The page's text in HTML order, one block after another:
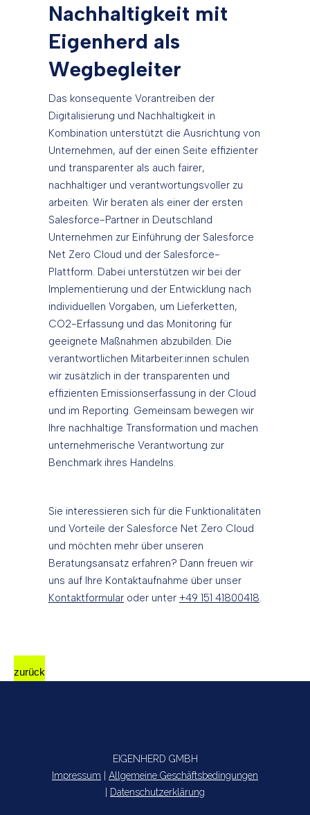
Nachhaltigkeit mit
Eigenherd als
Wegbegleiter
Das konsequente Vorantreiben der
Digitalisierung und Nachhaltigkeit in
Kombination unterstützt die Ausrichtung von
Unternehmen, auf der einen Seite effizienter
und transparenter als auch fairer,
nachhaltiger und verantwortungsvoller zu
arbeiten. Wir beraten als einer der ersten
Salesforce-Partner in Deutschland
Unternehmen zur Einführung der Salesforce
Net Zero Cloud und der Salesforce-
Plattform. Dabei unterstützen wir bei der
Implementierung und der Entwicklung nach
individuellen Vorgaben, um Lieferketten,
CO2-Erfassung und das Monitoring für
geeignete Maßnahmen abzubilden. Die
verantwortlichen Mitarbeiter:innen schulen
wir zusätzlich in der transparenten und
effizienten Emissionserfassung in der Cloud
und im Reporting. Gemeinsam bewegen wir
Ihre nachhaltige Transformation und machen
unternehmerische Verantwortung zur
Benchmark ihres Handelns.
Sie interessieren sich für die Funktionalitäten
und Vorteile der Salesforce Net Zero Cloud
und möchten mehr über unseren
Beratungsansatz erfahren? Dann freuen wir
uns auf Ihre Kontaktaufnahme über unser
Kontaktformular oder unter +49 151 41800418.
zurück
EIGENHERD GMBH
Impressum
Allgemeine Geschäftsbedingungen
Datenschutzerklärung